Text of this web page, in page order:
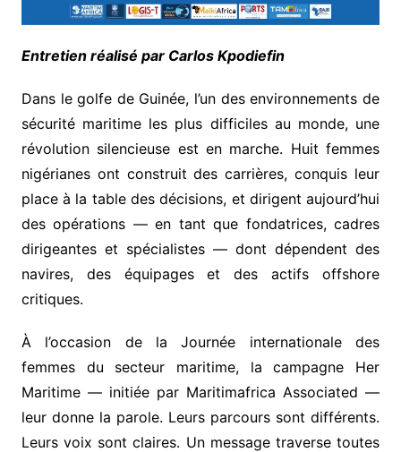
Entretien réalisé par Carlos Kpodiefin
Dans le golfe de Guinée, l’un des environnements de
sécurité maritime les plus difficiles au monde, une
révolution silencieuse est en marche. Huit femmes
nigérianes ont construit des carrières, conquis leur
place à la table des décisions, et dirigent aujourd’hui
des opérations — en tant que fondatrices, cadres
dirigeantes et spécialistes — dont dépendent des
navires, des équipages et des actifs offshore
critiques.
À l’occasion de la Journée internationale des
femmes du secteur maritime, la campagne Her
Maritime — initiée par Maritimafrica Associated —
leur donne la parole. Leurs parcours sont différents.
Leurs voix sont claires. Un message traverse toutes